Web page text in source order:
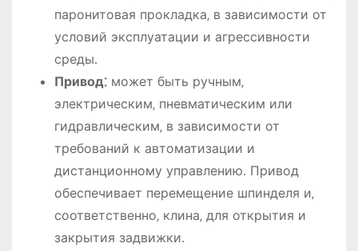
паронитовая прокладка‚ в зависимости от
условий эксплуатации и агрессивности
среды․
Привод⁚может быть ручным‚
электрическим‚ пневматическим или
гидравлическим‚ в зависимости от
требований к автоматизации и
дистанционному управлению․ Привод
обеспечивает перемещение шпинделя и‚
соответственно‚ клина‚ для открытия и
закрытия задвижки․